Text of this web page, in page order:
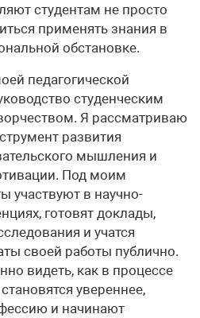
студентам не просто
применять знания в
обстановке.
педагогической
студенческим
Я рассматриваю
развития
мышления и
Под моим
участвуют в научно-
готовят доклады,
и учатся
своей работы публично.
видеть, как в процессе
увереннее,
и начинают